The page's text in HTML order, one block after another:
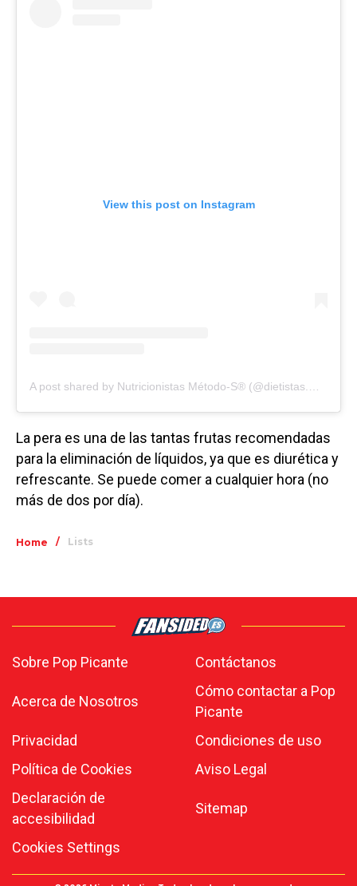
View this post on Instagram
La pera es una de las tantas frutas recomendadas
para la eliminación de líquidos, ya que es diurética y
refrescante. Se puede comer a cualquier hora (no
más de dos por día).
Home / Lists
Sobre Pop Picante Contáctanos
Acerca de Nosotros
Cómo contactar a Pop
Picante
Privacidad
Condiciones de uso
Política de Cookies
Aviso Legal
Declaración de
accesibilidad
Sitemap
Cookies Settings